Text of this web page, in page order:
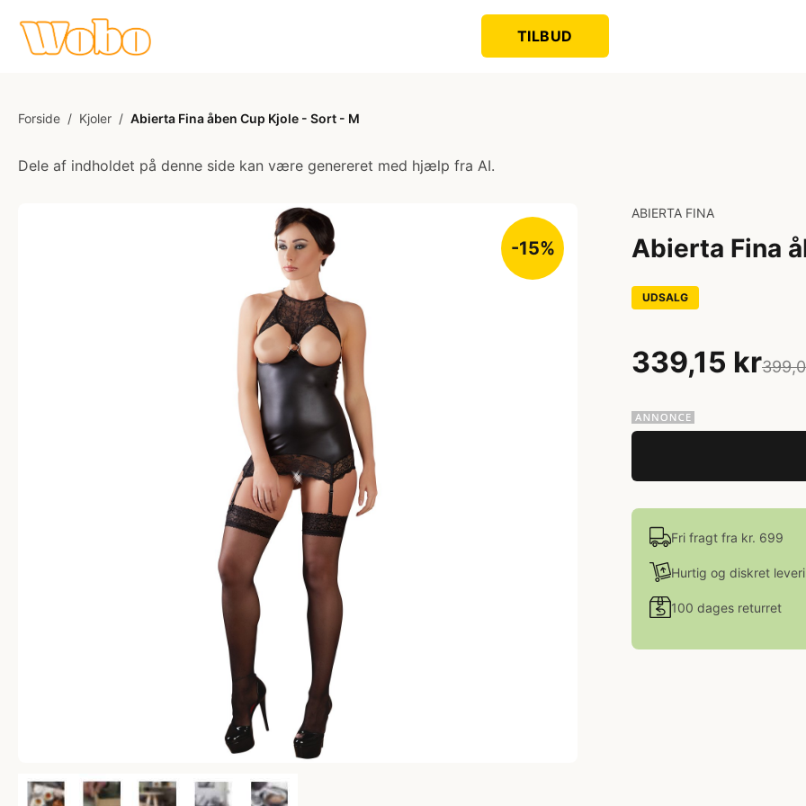
TILBUD
Forside / Kjoler / Abierta Fina åben Cup Kjole - Sort - M
Dele af indholdet på denne side kan være genereret med hjælp fra AI.
-15%
ABIERTA FINA
Abierta Fina
UDSALG
339,15 kr
Fri fragt fra kr. 699
Hurtig og diskret
100 dages returret